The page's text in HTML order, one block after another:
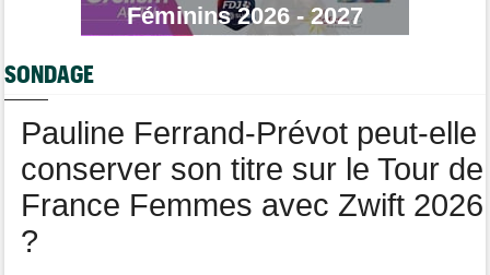
Tour de France Femmes
Puck Pieterse : "Je vise le maillot à pois..."
Tour de France Femmes
Féminins 2026 - 2027
SONDAGE
Pauline Ferrand-Prévot peut-elle
conserver son titre sur le Tour de
France Femmes avec Zwift 2026
?